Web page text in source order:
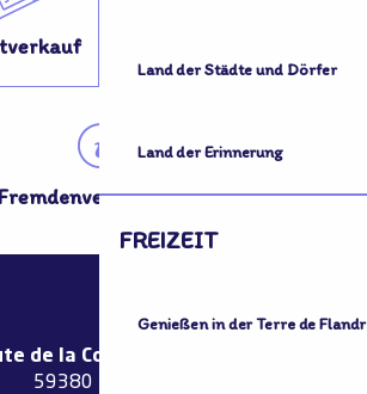
Land der Städte und Dörfer
Land der Erinnerung
FREIZEIT
Genießen in der Terre de
Fremdenverkehrsamt
de la Couronne de Bierne
59380 Bergues